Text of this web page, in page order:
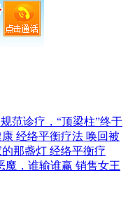
规范诊疗，“顶梁柱”终于
经络平衡疗法 唤回被
经络平衡疗
销售女王